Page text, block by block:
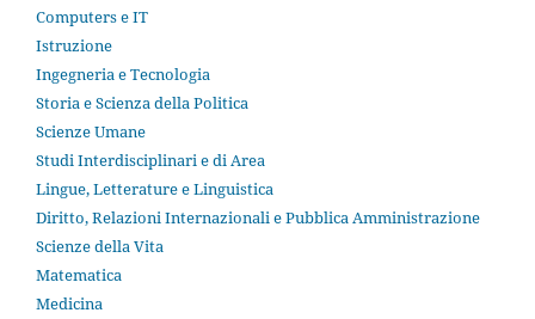
Computers e IT
Istruzione
Ingegneria e Tecnologia
Storia e Scienza della Politica
Scienze Umane
Studi Interdisciplinari e di Area
Lingue, Letterature e Linguistica
Diritto, Relazioni Internazionali e Pubblica Amministrazione
Scienze della Vita
Matematica
Medicina